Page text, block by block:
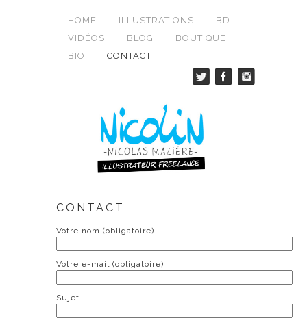
HOME ILLUSTRATIONS
BD
VIDÉOS
BLOG
BOUTIQUE
BIO
CONTACT
CONTACT
Votre nom (obligatoire)
Votre e-mail (obligatoire)
Sujet